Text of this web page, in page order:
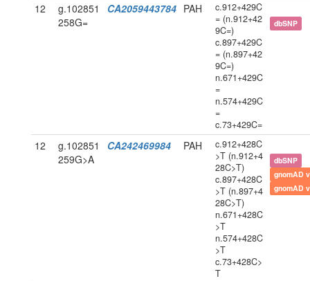
12
g.102851
258G=
CA2059443784 PAH
c.912+429C
= (n.912+42
9C=)
c.897+429C
= (n.897+42
9C=)
n.671+429C
=
n.574+429C
=
c.73+429C=
dbSNP
12
g.102851
259G>A
CA242469984 PAH
c.912+428C
>T (n.912+4
28C>T)
c.897+428C
>T (n.897+4
28C>T)
n.671+428C
>T
n.574+428C
>T
c.73+428C>
T
dbSNP
gnomAD
gnomAD